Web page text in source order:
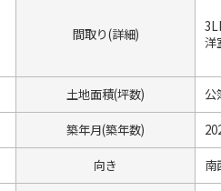
間取り(詳細)
洋
土地面積(坪数) 公
築年月(築年数)
向き 南